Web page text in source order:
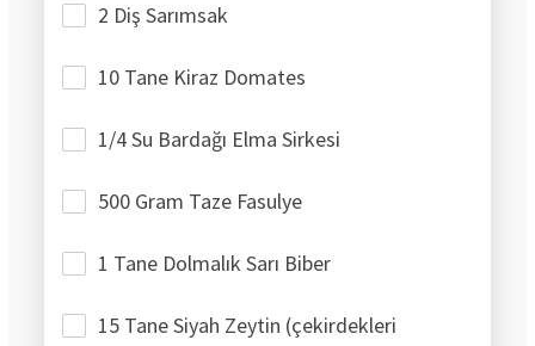
2 Diş Sarımsak
10 Tane Kiraz Domates
1/4 Su Bardağı Elma Sirkesi
500 Gram Taze Fasulye
1 Tane Dolmalık Sarı Biber
15 Tane Siyah Zeytin (çekirdekleri